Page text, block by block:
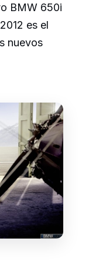
BMW 650i
es el
nuevos